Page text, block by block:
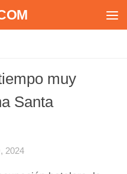
muy
Santa
2024